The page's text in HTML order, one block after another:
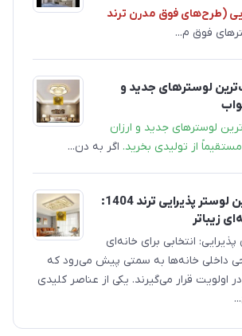
(طرح‌های فوق مدرن ترند
فوق م...
لوسترهای جدید و
لوسترهای جدید و ارزان
از تولیدی بخرید. اگر به دن...
20 مدل جدیدترین لوستر پذیرایی ترند 1404:
زیباتر
انتخابی برای خانه‌ای
داخلی خانه‌ها به سمتی پیش می‌رود که
اولویت قرار می‌گیرند. یکی از عناصر کلیدی